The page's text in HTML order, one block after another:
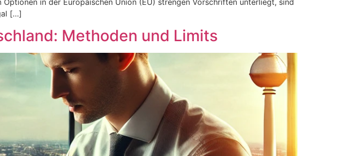
in der Europäischen Union (EU) strengen Vorschriften unterliegt, sind
[…]
Methoden und Limits